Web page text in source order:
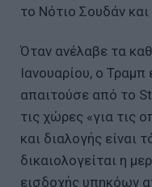
το Νότιο Σουδάν και
Όταν ανέλαβε τα
Ιανουαρίου, ο
απαιτούσε από το
τις χώρες «για τις
και διαλογής είναι
δικαιολογείται η
εισδοχής υπηκόων